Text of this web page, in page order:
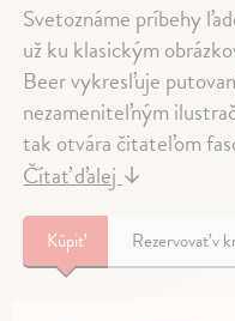
Svetoznáme príbehy
už ku klasickým
Beer vykresľuje
nezameniteľným
tak otvára čitateľom
Čítať ďalej↓
Kúpiť Rezervovať v